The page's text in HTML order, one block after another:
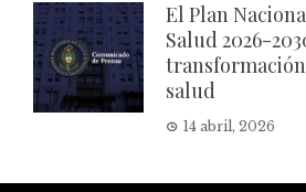
El Plan
Salud 2026-
salud
14 abril, 2026